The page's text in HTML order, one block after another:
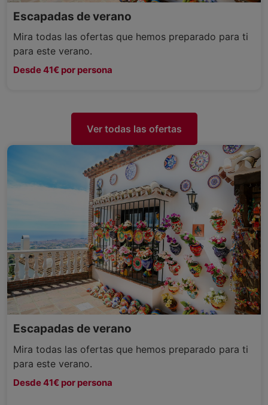
Escapadas de verano
Mira todas las ofertas que hemos preparado para ti
para este verano.
Desde 41€ por persona
Ver todas las ofertas
Escapadas de verano
Mira todas las ofertas que hemos preparado para ti
para este verano.
Desde 41€ por persona